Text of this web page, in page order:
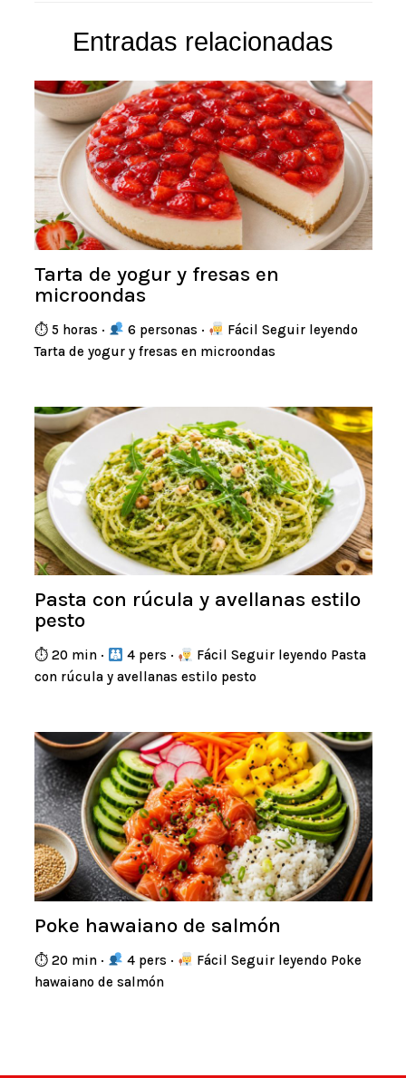
Entradas relacionadas
Tarta de yogur y fresas en
microondas
⏱ 5 horas · 6 personas ·
Fácil Seguir leyendo
Tarta de yogur y fresas en microondas
Pasta con rúcula y avellanas estilo
pesto
⏱ 20 min · 4 pers ·
Fácil Seguir leyendo Pasta
con rúcula y avellanas estilo pesto
Poke hawaiano de salmón
⏱ 20 min · 4 pers ·
Fácil Seguir leyendo Poke
hawaiano de salmón